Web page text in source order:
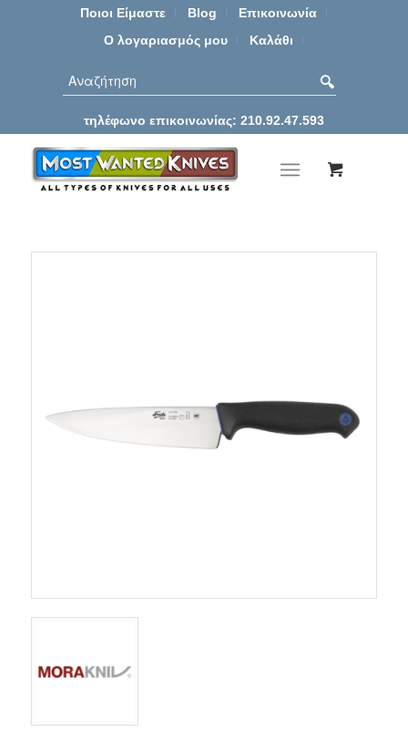
Ποιοι Είμαστε Blog
Επικοινωνία
Ο λογαριασμός μου
Καλάθι
τηλέφωνο επικοινωνίας: 210.92.47.593